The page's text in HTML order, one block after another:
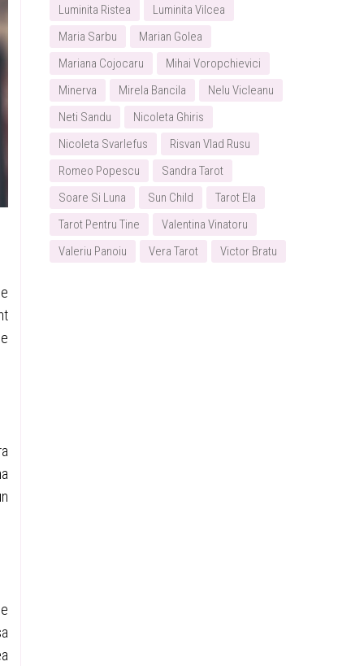
Luminita Ristea
Luminita Vilcea
Maria Sarbu
Marian Golea
Mariana Cojocaru
Mihai Voropchievici
Minerva
Mirela Bancila
Nelu Vicleanu
Neti Sandu
Nicoleta Ghiris
Nicoleta Svarlefus
Risvan Vlad Rusu
Romeo Popescu
Sandra Tarot
Soare Si Luna
Sun Child
Tarot Ela
Tarot Pentru Tine
Valentina Vinatoru
Valeriu Panoiu
Vera Tarot Victor Bratu